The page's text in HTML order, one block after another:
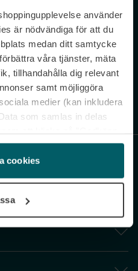
använder
är nödvändiga för att du
medan ditt samtycke
våra tjänster, mäta
tillhandahålla dig relevant
samt möjliggöra
medier (kan inkludera
som samlas in delas
samtliga cookies medan du
användningen av
samtycke när som helst.
cookies
vår Integritetspolicy. Avprenumerera